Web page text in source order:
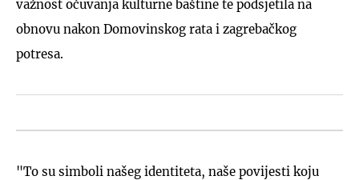
važnost očuvanja kulturne baštine te podsjetila na
obnovu nakon Domovinskog rata i zagrebačkog
potresa.
"To su simboli našeg identiteta, naše povijesti koju